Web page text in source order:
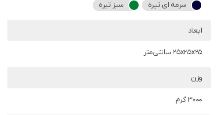
سرمه ای تیره سبز تیره
ابعاد
25x25x25 سانتی‌متر
وزن
3000 گرم